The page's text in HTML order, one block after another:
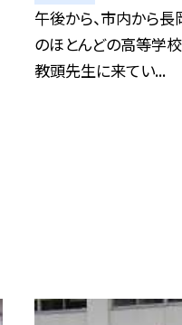
午後から、市内から長
のほとんどの高等学
教頭先生に来てい...